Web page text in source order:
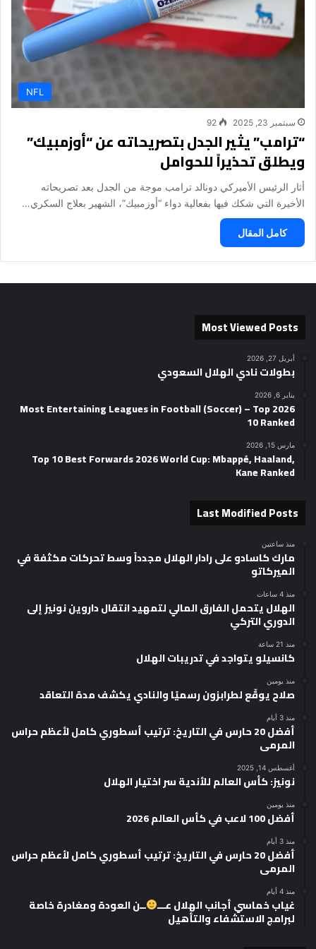
NFL
سبتمبر 23, 2025 92
“ترامب” يثير الجدل بتصريحاته عن “أوزمبيك”
ويطلق تحذيراً للحوامل
أثار الرئيس الأميركي دونالد ترامب موجة من الجدل بعد تصريحاته
الأخيرة التي شكك فيها بفعالية دواء “أوزمبيك”، الشهير بعلاج السكري…
كامل المقال
Most Viewed Posts
أبريل 27, 2026
بطولات نادي الهلال السعودي
يناير 6, 2026
2026 Most Entertaining Leagues in Football (Soccer) – Top
10 Ranked
مارس 15, 2026
Top 10 Best Forwards 2026 World Cup: Mbappé, Haaland,
Kane Ranked
Last Modified Posts
منذ ساعتين
مارك كاسادو على رادار الهلال مجدداً وسط تحركات مكثفة في
الميركاتو
منذ 4 ساعات
الهلال يتحمل الفارق المالي لتمهيد انتقال داروين نونيز إلى
الدوري التركي
منذ 21 ساعة
كانسيلو يتواجد في تدريبات الهلال
منذ يومين
صلاح يوقّع لطرابزون رسميًا والنادي يكشف مدة التعاقد
منذ 3 أيام
أفضل 20 حارس في التاريخ: ترتيب أسطوري كامل لأعظم حراس
المرمى
أغسطس 14, 2025
نونيز: كأس العالم للأندية سر اختيار الهلال
منذ يومين
أفضل 100 لاعب في كأس العالم 2026
منذ 3 أيام
أفضل 20 حارس في التاريخ: ترتيب أسطوري كامل لأعظم حراس
المرمى
منذ 4 أيام
غياب خماسي أجانب الهلال عـــ ــن العودة ومغادرة خاصة
لبرامج الاستشفاء والتأهيل